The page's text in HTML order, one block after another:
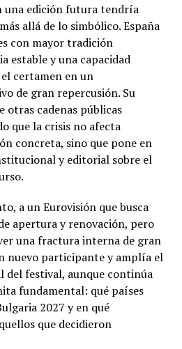
una edición futura tendría
allá de lo simbólico. España
con mayor tradición
estable y una capacidad
certamen en un
de gran repercusión. Su
otras cadenas públicas
que la crisis no afecta
concreta, sino que pone en
y editorial sobre el
a un Eurovisión que busca
apertura y renovación, pero
una fractura interna de gran
nuevo participante y amplía el
festival, aunque continúa
fundamental: qué países
2027 y en qué
que decidieron